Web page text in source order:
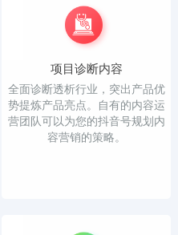
项目诊断内容
全面诊断透析行业，突出产品优
势提炼产品亮点。自有的内容运
营团队可以为您的抖音号规划内
容营销的策略。